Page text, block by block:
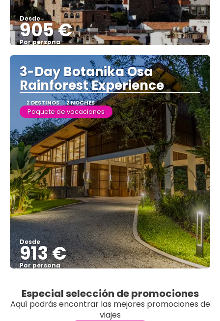
Desde
905 €
Por persona
Ver
3-Day Botanika Osa
Rainforest Experience
2 DESTINOS 2 NOCHES
Paquete de vacaciones
Desde
913 €
Por persona
Especial selección de promociones
Aquí podrás encontrar las mejores promociones de
viajes